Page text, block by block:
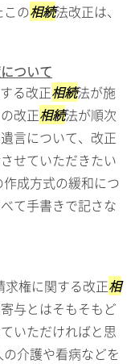
の相続法改正は、
ついて
る改正相続法が施
改正相続法が順次
言について、改正
せていただきたい
成方式の緩和につ
て手書きで記さな
権に関する改正相
与とはそもそもど
いただければと思
の介護や看病などを